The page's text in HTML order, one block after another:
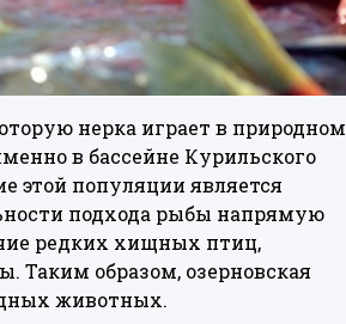
нерка играет в природном
в бассейне Курильского
этой популяции является
подхода рыбы напрямую
редких хищных птиц,
Таким образом, озерновская
животных.